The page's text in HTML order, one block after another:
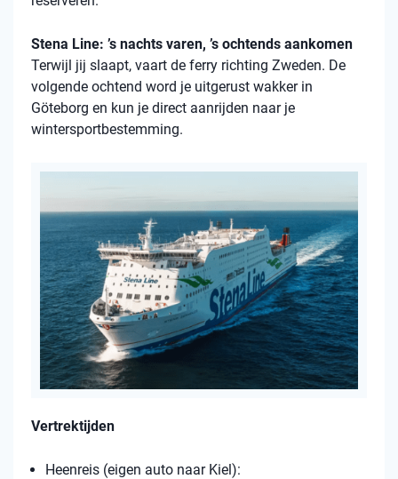
Stena Line: ’s nachts varen, ’s ochtends aankomen
Terwijl jij slaapt, vaart de ferry richting Zweden. De
volgende ochtend word je uitgerust wakker in
Göteborg en kun je direct aanrijden naar je
wintersportbestemming.
Vertrektijden
Heenreis (eigen auto naar Kiel):